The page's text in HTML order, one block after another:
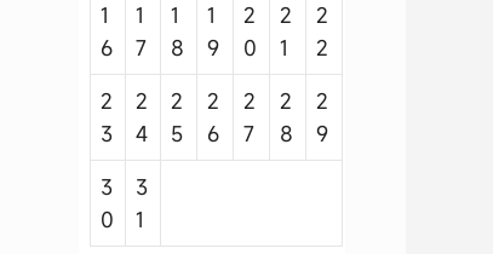
1
6
1
7
1
8
1
9
2
0
2
1
2
2
2
3
2
4
2
5
2
6
2
7
2
8
2
9
3
0
3
1